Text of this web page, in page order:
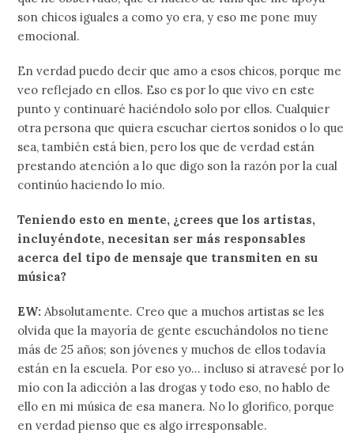
son chicos iguales a como yo era, y eso me pone muy
emocional.
En verdad puedo decir que amo a esos chicos, porque me
veo reflejado en ellos. Eso es por lo que vivo en este
punto y continuaré haciéndolo solo por ellos. Cualquier
otra persona que quiera escuchar ciertos sonidos o lo que
sea, también está bien, pero los que de verdad están
prestando atención a lo que digo son la razón por la cual
continúo haciendo lo mío.
Teniendo esto en mente, ¿crees que los artistas,
incluyéndote, necesitan ser más responsables
acerca del tipo de mensaje que transmiten en su
música?
EW: Absolutamente. Creo que a muchos artistas se les
olvida que la mayoría de gente escuchándolos no tiene
más de 25 años; son jóvenes y muchos de ellos todavía
están en la escuela. Por eso yo… incluso si atravesé por lo
mío con la adicción a las drogas y todo eso, no hablo de
ello en mi música de esa manera. No lo glorifico, porque
en verdad pienso que es algo irresponsable.